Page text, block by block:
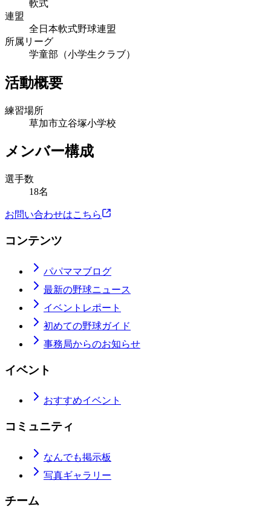
軟式
連盟
全日本軟式野球連盟
所属リーグ
学童部（小学生クラブ）
活動概要
練習場所
草加市立谷塚小学校
メンバー構成
選手数
18名
お問い合わせはこちら
コンテンツ
パパママブログ
最新の野球ニュース
イベントレポート
初めての野球ガイド
事務局からのお知らせ
イベント
おすすめイベント
コミュニティ
なんでも掲示板
写真ギャラリー
チーム